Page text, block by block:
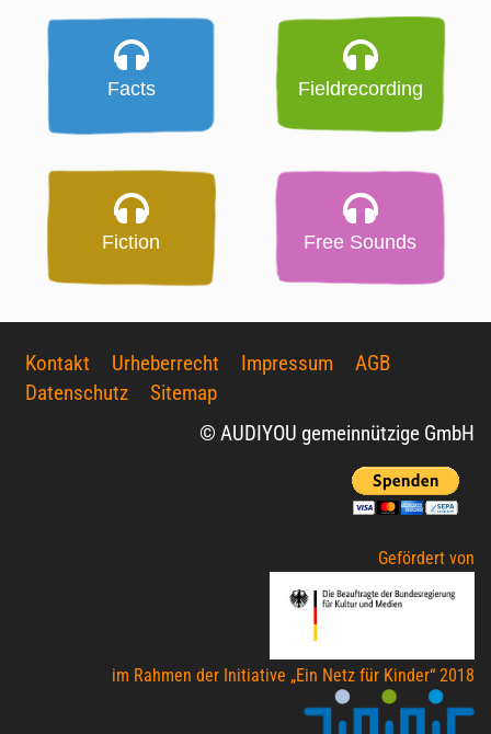
Facts Fieldrecording
Fiction Free Sounds
Kontakt Urheberrecht Impressum
AGB
Datenschutz
Sitemap
© AUDIYOU gemeinnützige GmbH
Gefördert von
im Rahmen der Initiative „Ein Netz für Kinder“ 2018